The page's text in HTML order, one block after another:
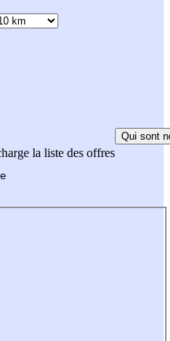
la liste des offres
Qui sont